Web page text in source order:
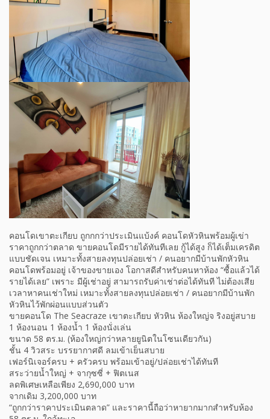
คอนโดเขาตะเกียบ ถูกกกว่าประเมินแบ้งค์ คอนโดหัวหินพร้อมผู้เข่า
ราคาถูกกว่าตลาด ขายคอนโดมีรายได้ทันทีเลย กู้ได้สูง ก็ได้เต็มเครดิต
แบบชัดเจน เหมาะทั้งสายลงทุนปล่อยเช่า / คนอยากมีบ้านพักหัวหิน
คอนโดพร้อมอยู่ เจ้าของขายเอง โอกาสดีสำหรับคนหาห้อง “ซื้อแล้วได้
รายได้เลย” เพราะ มีผู้เช่าอยู่ สามารถรับค่าเช่าต่อได้ทันที ไม่ต้องเสีย
เวลาหาคนเช่าใหม่ เหมาะทั้งสายลงทุนปล่อยเช่า / คนอยากมีบ้านพัก
หัวหินไว้พักผ่อนแบบส่วนตัว
ขายคอนโด The Seacraze เขาตะเกียบ หัวหิน ห้องใหญ่จ ริงอยู่สบาย
1 ห้องนอน 1 ห้องน้ำ 1 ห้องนั่งเล่น
ขนาด 58 ตร.ม. (ห้องใหญ่กว่าหลายยูนิตในโซนเดียวกัน)
ชั้น 4 วิวสระ บรรยากาศดี ลมเข้าเย็นสบาย
เฟอร์นิเจอร์ครบ + ครัวครบ พร้อมเข้าอยู่/ปล่อยเช่าได้ทันที
สระว่ายน้ำใหญ่ + จากุซซี่ + ฟิตเนส
ลดพิเศษเหลือเพียง 2,690,000 บาท
จากเดิม 3,200,000 บาท
“ถูกกว่าราคาประเมินตลาด” และราคานี้ถือว่าหายากมากสำหรับห้อง